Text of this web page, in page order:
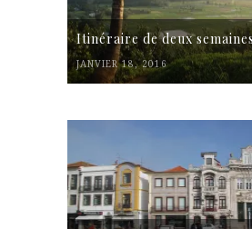
Itinéraire de deux
JANVIER 18, 2016